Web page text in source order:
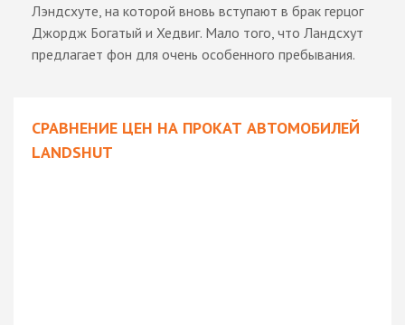
Лэндсхуте, на которой вновь вступают в брак герцог
Джордж Богатый и Хедвиг. Мало того, что Ландсхут
предлагает фон для очень особенного пребывания.
СРАВНЕНИЕ ЦЕН НА ПРОКАТ АВТОМОБИЛЕЙ
LANDSHUT